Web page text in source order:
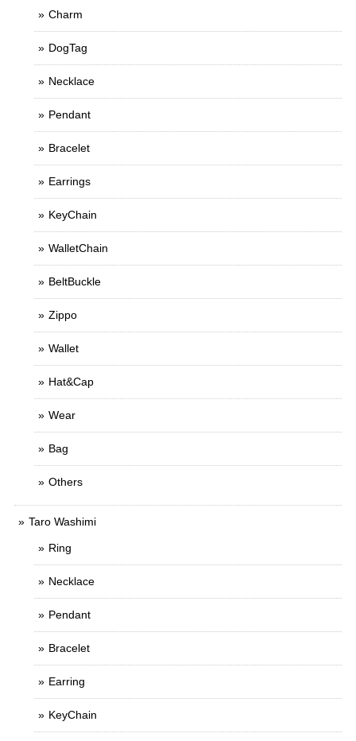
Charm
DogTag
Necklace
Pendant
Bracelet
Earrings
KeyChain
WalletChain
BeltBuckle
Zippo
Wallet
Hat&Cap
Wear
Bag
Others
Taro Washimi
Ring
Necklace
Pendant
Bracelet
Earring
KeyChain